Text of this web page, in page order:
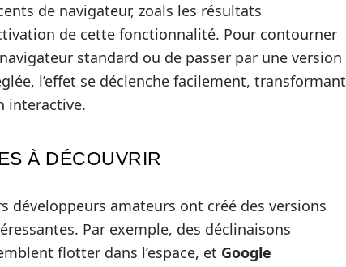
de navigateur, zoals les résultats
de cette fonctionnalité. Pour contourner
standard ou de passer par une version
l’effet se déclenche facilement, transformant
interactive.
À DÉCOUVRIR
développeurs amateurs ont créé des versions
Par exemple, des déclinaisons
flotter dans l’espace, et Google